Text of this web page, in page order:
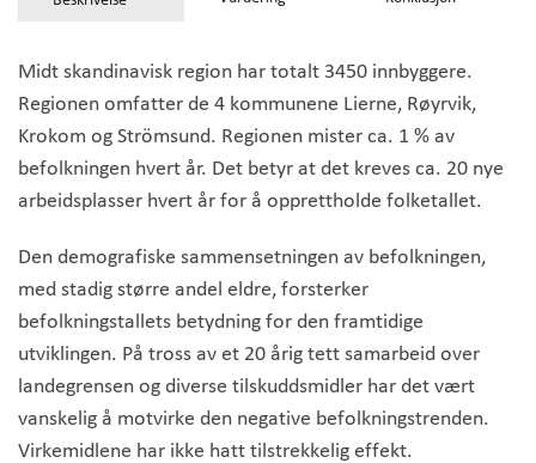
Midt skandinavisk region har totalt 3450 innbyggere.
Regionen omfatter de 4 kommunene Lierne, Røyrvik,
Krokom og Strömsund. Regionen mister ca. 1 % av
befolkningen hvert år. Det betyr at det kreves ca. 20 nye
arbeidsplasser hvert år for å opprettholde folketallet.
Den demografiske sammensetningen av befolkningen,
med stadig større andel eldre, forsterker
befolkningstallets betydning for den framtidige
utviklingen. På tross av et 20 årig tett samarbeid over
landegrensen og diverse tilskuddsmidler har det vært
vanskelig å motvirke den negative befolkningstrenden.
Virkemidlene har ikke hatt tilstrekkelig effekt.